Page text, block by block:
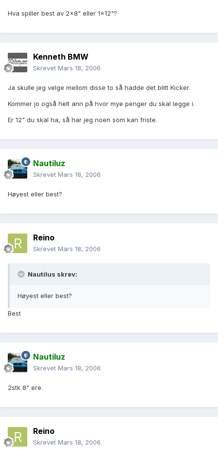
Hva spiller best av 2x8" eller 1x12"?
Kenneth BMW
Skrevet Mars 18, 2006
Ja skulle jeg velge mellom disse to så hadde det blitt Kicker.
Kommer jo også helt ann på hvor mye penger du skal legge i.
Er 12" du skal ha, så har jeg noen som kan friste.
Nautiluz
Skrevet Mars 18, 2006
Høyest eller best?
Reino
Skrevet Mars 18, 2006
Nautilus skrev:
Høyest eller best?
Best
Nautiluz
Skrevet Mars 18, 2006
2stk 8" ere.
Reino
Skrevet Mars 18, 2006